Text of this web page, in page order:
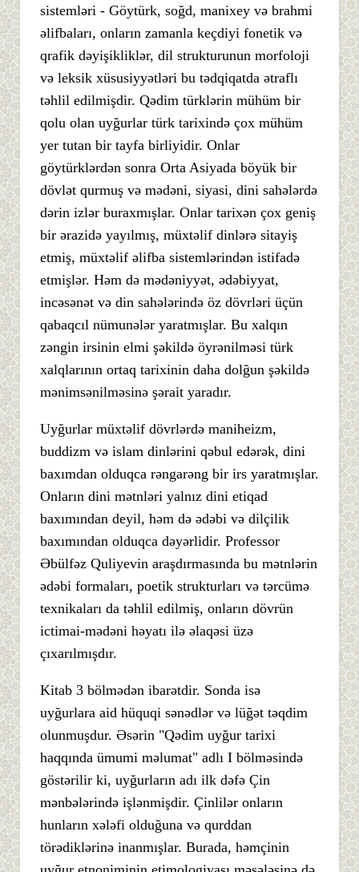
sistemləri - Göytürk, soğd, manixey və brahmi
əlifbaları, onların zamanla keçdiyi fonetik və
qrafik dəyişikliklər, dil strukturunun morfoloji
və leksik xüsusiyyətləri bu tədqiqatda ətraflı
təhlil edilmişdir. Qədim türklərin mühüm bir
qolu olan uyğurlar türk tarixində çox mühüm
yer tutan bir tayfa birliyidir. Onlar
göytürklərdən sonra Orta Asiyada böyük bir
dövlət qurmuş və mədəni, siyasi, dini sahələrdə
dərin izlər buraxmışlar. Onlar tarixən çox geniş
bir ərazidə yayılmış, müxtəlif dinlərə sitayiş
etmiş, müxtəlif əlifba sistemlərindən istifadə
etmişlər. Həm də mədəniyyət, ədəbiyyat,
incəsənət və din sahələrində öz dövrləri üçün
qabaqcıl nümunələr yaratmışlar. Bu xalqın
zəngin irsinin elmi şəkildə öyrənilməsi türk
xalqlarının ortaq tarixinin daha dolğun şəkildə
mənimsənilməsinə şərait yaradır.
Uyğurlar müxtəlif dövrlərdə maniheizm,
buddizm və islam dinlərini qəbul edərək, dini
baxımdan olduqca rəngarəng bir irs yaratmışlar.
Onların dini mətnləri yalnız dini etiqad
baxımından deyil, həm də ədəbi və dilçilik
baxımından olduqca dəyərlidir. Professor
Əbülfəz Quliyevin araşdırmasında bu mətnlərin
ədəbi formaları, poetik strukturları və tərcümə
texnikaları da təhlil edilmiş, onların dövrün
ictimai-mədəni həyatı ilə əlaqəsi üzə
çıxarılmışdır.
Kitab 3 bölmədən ibarətdir. Sonda isə
uyğurlara aid hüquqi sənədlər və lüğət təqdim
olunmuşdur. Əsərin "Qədim uyğur tarixi
haqqında ümumi məlumat" adlı I bölməsində
göstərilir ki, uyğurların adı ilk dəfə Çin
mənbələrində işlənmişdir. Çinlilər onların
hunların xələfi olduğuna və qurddan
törədiklərinə inanmışlar. Burada, həmçinin